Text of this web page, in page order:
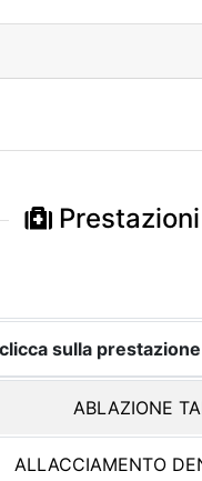
sulla
ABLAZIONE
ALLACCIAMENTO